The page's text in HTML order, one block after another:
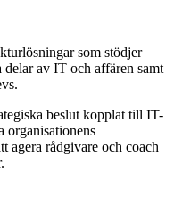
som stödjer
delar av IT och affären samt
beslut kopplat till IT-
organisationens
agera rådgivare och coach